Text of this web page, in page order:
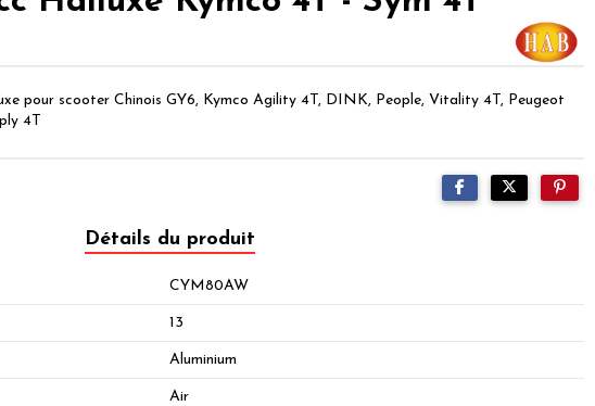
pour scooter Chinois GY6, Kymco Agility 4T, DINK, People, Vitality 4T, Peugeot
4T
Détails du produit
CYM80AW
13
Aluminium
Air